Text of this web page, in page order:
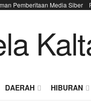
Pemberitaan Media Siber
DAERAH HIBURAN